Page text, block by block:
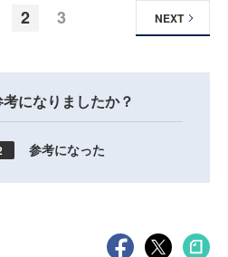
2 3 NEXT
になりましたか？
参考になった